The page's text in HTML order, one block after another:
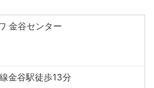
金谷センター
金谷駅徒歩13分